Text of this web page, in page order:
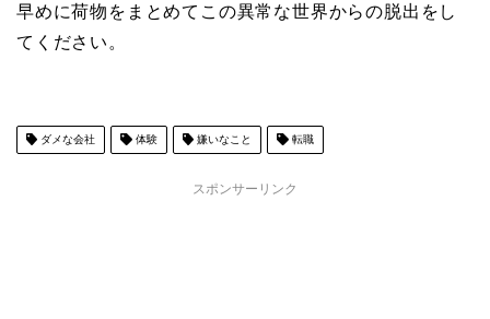
早めに荷物をまとめてこの異常な世界からの脱出をし
てください。
ダメな会社 体験 嫌いなこと 転職
スポンサーリンク